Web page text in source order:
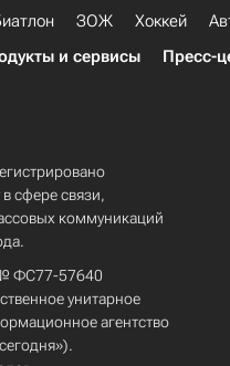
ЗОЖ Хоккей
и сервисы Пресс-
сфере связи,
коммуникаций
№ ФС77-57640
унитарное
агентство